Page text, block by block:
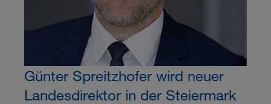
Günter Spreitzhofer wird neuer
Landesdirektor in der Steiermark